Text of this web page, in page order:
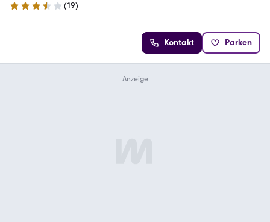
3.7 Sterne
(19)
Kontakt Parken